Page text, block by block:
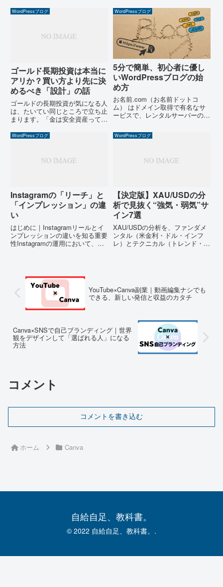
ジャーバンドだけでトレードは危
険。○○を使うべし！ボリンジャ
か。投稿頻度が足りないのか。も
ちろん、投稿が原因のこともあり
ます。ただ、投稿を改善しても数
字がほとんど動かない人が...
WordPressブログ
ゴールド長期投資は本当に
アリか？買い方より先に決
めるべき「設計」の話
ゴールドの長期投資が気になる人
は、たいてい同じところで立ち止
まります。「金は安全資産って聞
のか」「株みたいに急落して、取
らない」この不安は、知識不足
WordPressブログ
5分で簡単、初心者に優し
いWordPressブログの始
め方
お名前.com（お名前ドットコ
ム） はドメイン取得で有名なサ
ービスで、レンタルサーバーのサ
スの品質も年々向上していて、レ
ンタルサーバー契約時の特典など
WordPressブログ
Instagramの「リーチ」と
「インプレッション」の違
い
はじめに｜Instagramリールとイ
ンプレッションの違いを知る重要
性Instagramの運用において、
活用することで、フォロワー増加
やエンゲージメント...
WordPressブログ
【決定版】XAU/USDの分
析で見抜く“強気・弱気”サ
イン7選
XAU/USDの分析を、ファンダメ
ンタル（米金利・ドル・インフ
レ）とテクニカル（トレンド・節
YouTube×Canva副業｜動画編集ナシでも
できる、新しい発信と収益のカタチ
Canva×SNSで自己ブランディング｜世界
観をデザインして「選ばれる人」になる
方法
コメント
コメントを書き込む
ホーム Canva
自給自足、教科書。
© 2022 自給自足、教科書。.